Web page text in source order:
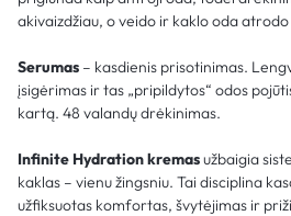
akivaizdžiau, o veido ir kaklo oda
Serumas – kasdienis prisotinimas.
įsigėrimas ir tas „pripildytos“ odos
kartą. 48 valandų drėkinimas.
Infinite Hydration kremasužbaigia
kaklas – vienu žingsniu. Tai disciplina
užfiksuotas komfortas, švytėjimas ir